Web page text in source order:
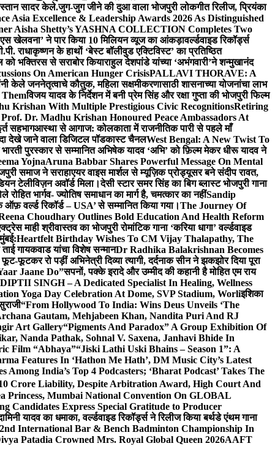
सादर केले.जुग-जुग जीने की दुआ वाला भोजपुरी लोकगीत रिलीज, प्रियंका
Asia Excellence & Leadership Awards 2026 As Distinguished
Aisha Shetty’s YASHNA COLLECTION Completes Two
खेलवना’ ने पार किया 10 मिलियन व्यूज का आंकड़ावर्ल्डवाइड रिकॉर्ड्स
राधाकृष्णन के हाथों ‘बेस्ट बॉलीवुड एक्टिविस्ट’ का प्रतिष्ठित
को भक्तिरस से सराबोर कियाराहुल देशपांडे यांच्या ‘अभंगवारी’ने शन्मुखानंद
On American Hunger CrisisPALLAVI THORAVE: A
केले जननेतृत्वाचे कौतुक, महिला सक्षमीकरणासाठी शासनाच्या योजनांचा लाभ
विजय यादव के निर्देशन में बनी प्रेम सिंह और रक्षा गुप्ता की भोजपुरी फिल्म
Krishan With Multiple Prestigious Civic RecognitionsRetiring
Dr. Madhu Krishan Honoured Peace Ambassadors At
सहभागआस्था से आगाज: कोलकाता में राजनीतिक पारी से पहले माँ
देखे जाने वाला डिजिटल पॉडकास्ट चैनलWest Bengal: A New Twist To
पुरस्कार से सम्मानित अभिषेक यादव ‘अभि’ को फ़िल्म मेकर धीरू यादव ने
YojnaAruna Babbar Shares Powerful Message On Mental
समाज ने सराहाएयर वाइस मार्शल से म्यूज़िक प्रोड्यूसर बने संदीप रावत,
टेलीविज़न अवॉर्ड मिला।देसी स्टार समर सिंह का बिग ब्लास्ट भोजपुरी गाना
भार्गव- ज्योतिष समाधान का मार्ग है, चमत्कार का नहींSandip
वर्ल्ड रिकॉर्ड – USA’ से सम्मानित किया गया।The Journey Of
Choudhary Outlines Bold Education And Health Reform
माही श्रीवास्तव का भोजपुरी रोमांटिक गाना ‘करिया धागा’ वर्ल्डवाइड
Heartfelt Birthday Wishes To CM Vijay Thalapathy, The
ताई गायकवाड यांचा विशेष सन्मानDr Radhika Balakrishnan Becomes
फूटकर रो पड़ीं अभिनेत्री दिव्या त्यागी, दर्दनाक सीन ने झकझोर दिया पूरा
Jaane Do”सपनों, पक्के इरादे और उम्मीद की कहानी है मोहित एम राय
SINGH – A Dedicated Specialist In Healing, Wellness
Yoga Day Celebration At Dome, SVP Stadium, Worliइशिका
“From Hollywood To India: Wins Deus Unveils ‘The
Gautam, Mehjabeen Khan, Nandita Puri And RJ
Art Gallery“Pigments And Paradox” A Group Exhibition Of
Nanda Pathak, Sohnal V. Saxena, Janhavi Bhide In
Film “Abhaya”“Jiski Lathi Uski Bhains – Season 1”: A
Features In ‘Hathon Me Hath’, DM Music City’s Latest
Among India’s Top 4 Podcasters; ‘Bharat Podcast’ Takes The
Crore Liability, Despite Arbitration Award, High Court And
Princess, Mumbai National Convention On GLOBAL
Candidates Express Special Gratitude to Producer
यादव का धमाका, वर्ल्डवाइड रिकॉर्ड्स ने रिलीज किया बर्थडे एंथम गाना
International Bar & Bench Badminton Championship In
Patadia Crowned Mrs. Royal Global Queen 2026AAFT